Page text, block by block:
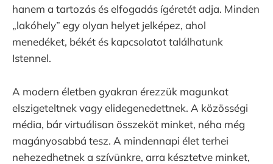
hanem a tartozás és elfogadás ígéretét adja. Minden
„lakóhely” egy olyan helyet jelképez, ahol
menedéket, békét és kapcsolatot találhatunk
Istennel.
A modern életben gyakran érezzük magunkat
elszigeteltnek vagy elidegenedettnek. A közösségi
média, bár virtuálisan összeköt minket, néha még
magányosabbá tesz. A mindennapi élet terhei
nehezedhetnek a szívünkre, arra késztetve minket,